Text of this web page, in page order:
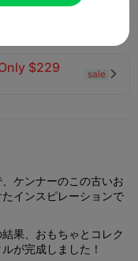
$229
sale 
ケンナーのこの古いお
インスピレーションで
果、おもちゃとコレク
が完成しました！